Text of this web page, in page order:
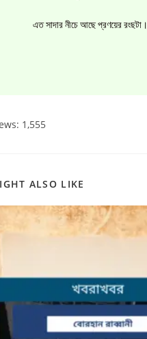
এত সাদার নীচে আছে প্রণয়ের রংছটা।
1,555
ALSO LIKE